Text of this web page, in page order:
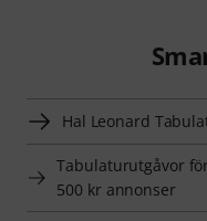
Hal Leonard
Tabulaturutgåvor
500 kr annonser